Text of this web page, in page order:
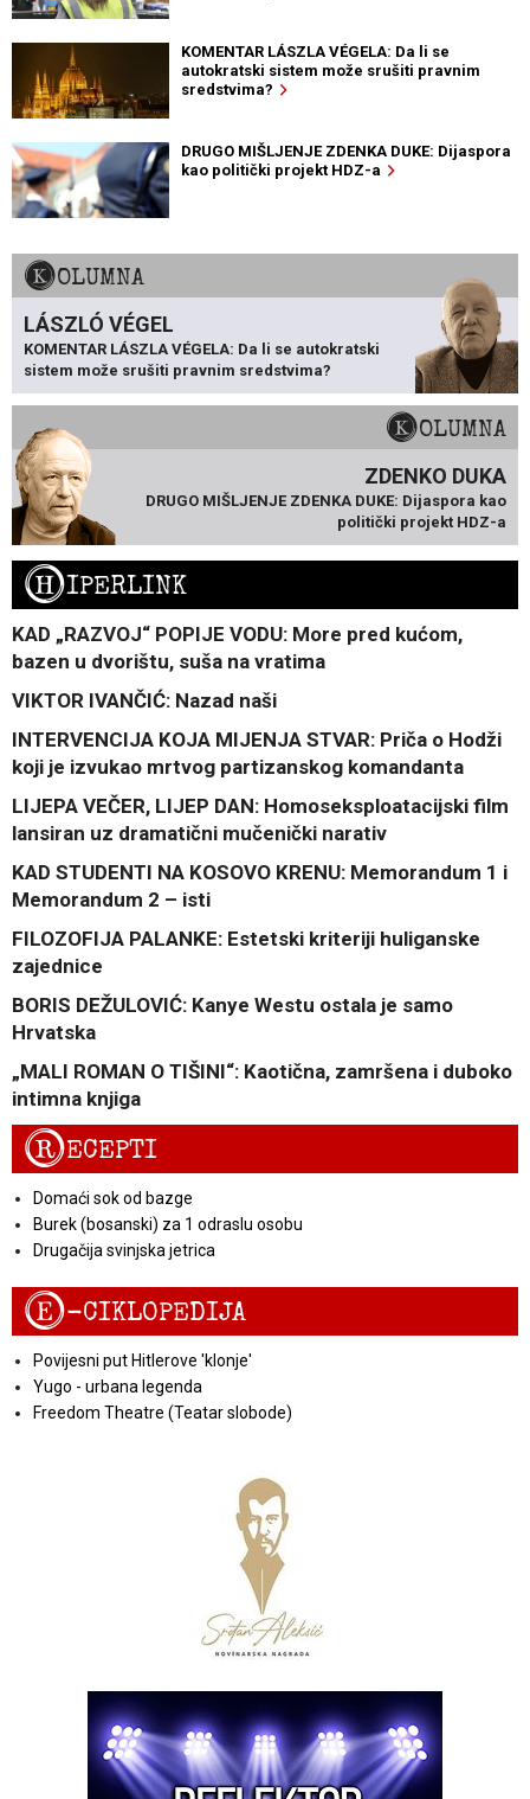
KOMENTAR LÁSZLA VÉGELA: Da li se
autokratski sistem može srušiti pravnim
sredstvima?
DRUGO MIŠLJENJE ZDENKA DUKE: Dijaspora
kao politički projekt HDZ-a
KOLUMNA
LÁSZLÓ VÉGEL
KOMENTAR LÁSZLA VÉGELA: Da li se autokratski
sistem može srušiti pravnim sredstvima?
KOLUMNA
ZDENKO DUKA
DRUGO MIŠLJENJE ZDENKA DUKE: Dijaspora kao
politički projekt HDZ-a
HIPERLINK
KAD „RAZVOJ“ POPIJE VODU: More pred kućom,
bazen u dvorištu, suša na vratima
VIKTOR IVANČIĆ: Nazad naši
INTERVENCIJA KOJA MIJENJA STVAR: Priča o Hodži
koji je izvukao mrtvog partizanskog komandanta
LIJEPA VEČER, LIJEP DAN: Homoseksploatacijski film
lansiran uz dramatični mučenički narativ
KAD STUDENTI NA KOSOVO KRENU: Memorandum 1 i
Memorandum 2 – isti
FILOZOFIJA PALANKE: Estetski kriteriji huliganske
zajednice
BORIS DEŽULOVIĆ: Kanye Westu ostala je samo
Hrvatska
„MALI ROMAN O TIŠINI“: Kaotična, zamršena i duboko
intimna knjiga
RECEPTI
Domaći sok od bazge
Burek (bosanski) za 1 odraslu osobu
Drugačija svinjska jetrica
E-CIKLOPEDIJA
Povijesni put Hitlerove 'klonje'
Yugo - urbana legenda
Freedom Theatre (Teatar slobode)